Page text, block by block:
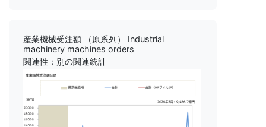
産業機械受注額 （原系列） Industrial
machinery machines orders
関連性：別の関連統計